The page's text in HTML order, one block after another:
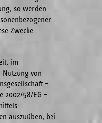
so werden
Zwecke
im
Nutzung von
–
2002/58/EG –
auszuüben, bei